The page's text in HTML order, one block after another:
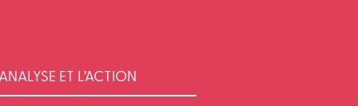
ET L’ACTION